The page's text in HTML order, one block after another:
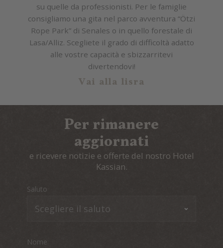
su quelle da professionisti. Per le famiglie
consigliamo una gita nel parco avventura “Ötzi
Rope Park” di Senales o in quello forestale di
Lasa/Alliz. Scegliete il grado di difficoltà adatto
alle vostre capacità e sbizzarritevi
divertendovi!
Vai alla lisra
Per rimanere
aggiornati
e ricevere notizie e offerte del nostro Hotel
Kassian.
Saluto
Nome